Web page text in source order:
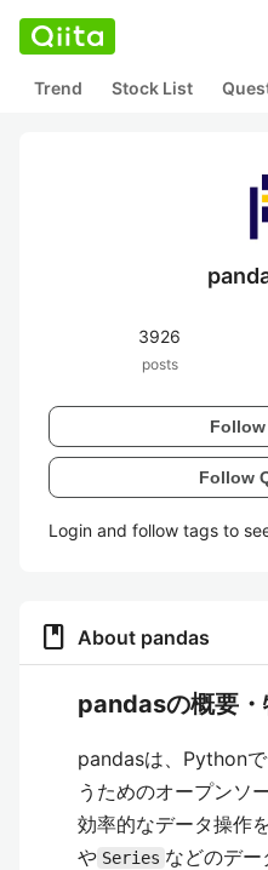
Trend Stock List
3926
posts
Follow
Login and follow tags to
book About pandas
pandasの概要・
pandasは、Python
うためのオープンソ
効率的なデータ操作
や Series などのデ